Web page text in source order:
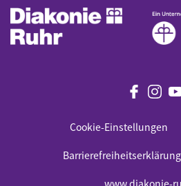
Cookie-Einstellungen
Barrierefreiheitserklärung
www.diakonie-